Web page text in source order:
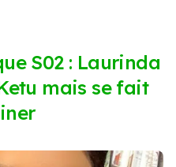
S02 : Laurinda
mais se fait